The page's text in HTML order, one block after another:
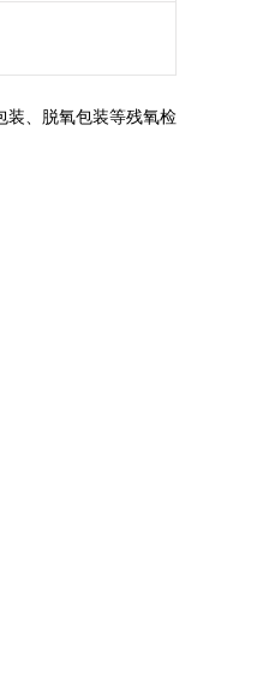
装、脱氧包装等残氧检